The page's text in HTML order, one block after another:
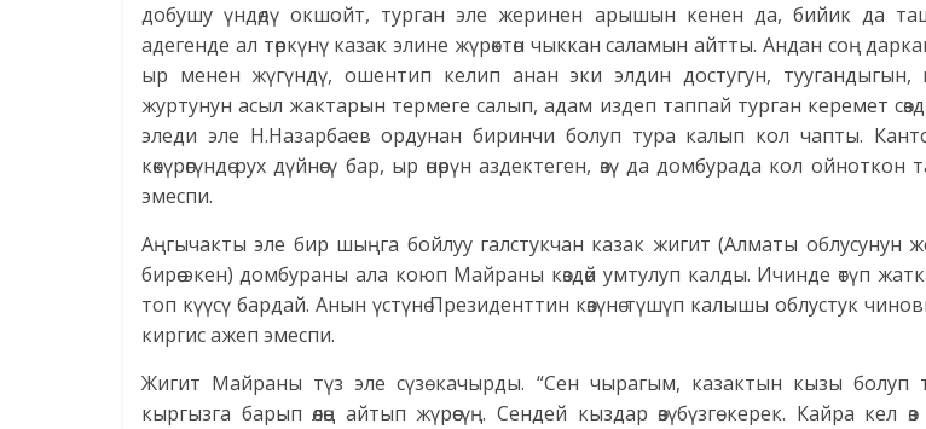
добушу үндөдү окшойт, турган эле жеринен арышын кенен да, бийик да
адегенде ал төркүнү казак элине жүрөктөн чыккан саламын айтты. Андан соң
ыр менен жүгүндү, ошентип келип анан эки элдин достугун, туугандыгын,
журтунун асыл жактарын термеге салып, адам издеп таппай турган керемет
эледи эле Н.Назарбаев ордунан биринчи болуп тура калып кол чапты.
көкүрөгүндө рух дүйнөсү бар, ыр өнөрүн аздектеген, өзү да домбурада кол ойноткон
эмеспи.
Аңгычакты эле бир шыңга бойлуу галстукчан казак жигит (Алматы облусунун
бирөө экен) домбураны ала коюп Майраны көздөй умтулуп калды. Ичинде өтүп
топ күүсү бардай. Анын үстүнө Президенттин көзүнө түшүп калышы облустук
киргис ажеп эмеспи.
Жигит Майраны түз эле сүзө качырды. “Сен чырагым, казактын кызы болуп
кыргызга барып өлөң айтып жүрөсүң. Сендей кыздар өзүбүзгө керек. Кайра кел